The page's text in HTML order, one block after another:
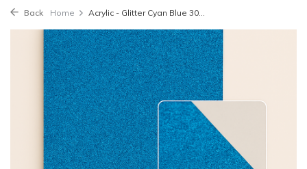
Back Home Acrylic - Glitter Cyan Blue 30...